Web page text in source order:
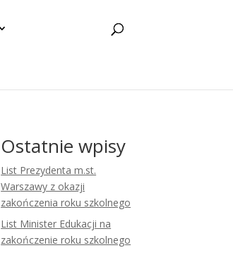
Ostatnie wpisy
List Prezydenta m.st.
Warszawy z okazji
zakończenia roku szkolnego
List Minister Edukacji na
zakończenie roku szkolnego